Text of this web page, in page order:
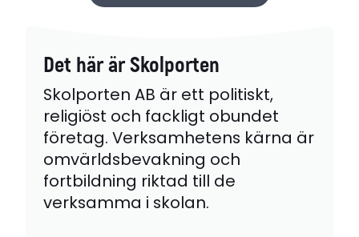
Det här är Skolporten
Skolporten AB är ett politiskt,
religiöst och fackligt obundet
företag. Verksamhetens kärna är
omvärldsbevakning och
fortbildning riktad till de
verksamma i skolan.